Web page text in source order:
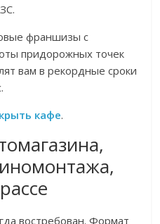
франшизы с
придорожных точек
вам в рекордные сроки
кафе.
востребован. Формат